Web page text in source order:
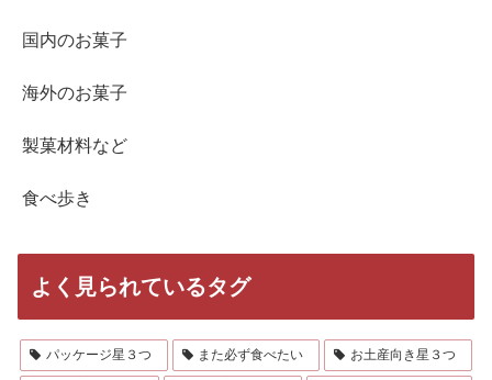
国内のお菓子
海外のお菓子
製菓材料など
食べ歩き
よく見られているタグ
パッケージ星３つ また必ず食べたい お土産向き星３つ